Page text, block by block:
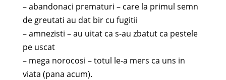
– abandonaci prematuri – care la primul semn
de greutati au dat bir cu fugitii
– amnezisti – au uitat ca s-au zbatut ca pestele
pe uscat
– mega norocosi – totul le-a mers ca uns in
viata (pana acum).